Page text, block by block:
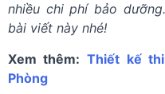
nhiều chi phí bảo
bài viết này nhé!
Xem thêm: Thiết kế
Phòng